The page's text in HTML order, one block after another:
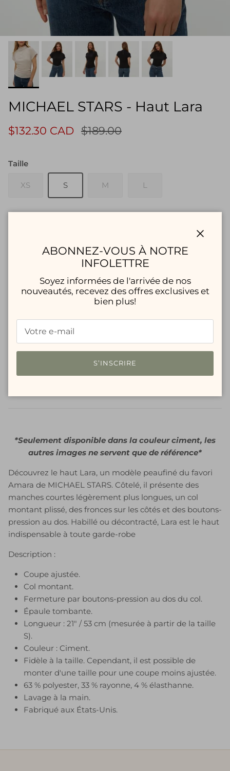
MICHAEL STARS - Haut Lara
$132.30 CAD $189.00
Taille
XS S M L
AJOUTER AU PANIER
Plus de moyens de paiement
Service de retrait disponible à
Habituellement prête en 24 heures
*Seulement disponible dans la couleur ciment, les
autres images ne servent que de référence*
Découvrez le haut Lara, un modèle peaufiné du favori
Amara de MICHAEL STARS. Côtelé, il présente des
manches courtes légèrement plus longues, un col
montant plissé, des fronces sur les côtés et des boutons-
pression au dos. Habillé ou décontracté, Lara est le haut
indispensable à toute garde-robe
Description :
Coupe ajustée.
Col montant.
Fermeture par boutons-pression au dos du col.
Épaule tombante.
Longueur : 21" / 53 cm (mesurée à partir de la taille
S).
Couleur : Ciment.
Fidèle à la taille. Cependant, il est possible de
monter d'une taille pour une coupe moins ajustée.
63 % polyester, 33 % rayonne, 4 % élasthanne.
Lavage à la main.
Fabriqué aux États-Unis.
ABONNEZ-VOUS À NOTRE
INFOLETTRE
Soyez informées de l'arrivée de nos
nouveautés, recevez des offres exclusives et
bien plus!
S’INSCRIRE